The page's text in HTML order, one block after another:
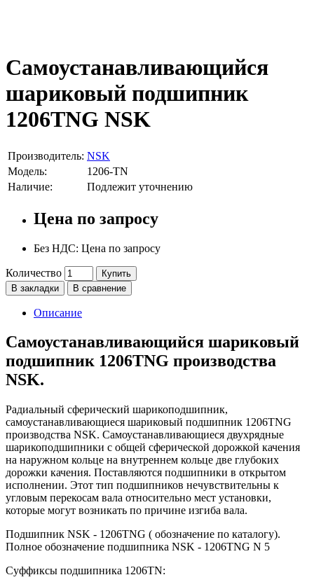
Самоустанавливающийся
шариковый подшипник
1206TNG NSK
Производитель: NSK
Модель:
1206-TN
Наличие:
Подлежит уточнению
Цена по запросу
Без НДС: Цена по запросу
Количество
Купить
В закладки
В сравнение
Описание
Самоустанавливающийся шариковый
подшипник 1206TNG производства
NSK.
Радиальный сферический шарикоподшипник,
самоустанавливающиеся шариковый подшипник 1206TNG
производства NSK. Самоустанавливающиеся двухрядные
шарикоподшипники с общей сферической дорожкой качения
на наружном кольце на внутреннем кольце две глубоких
дорожки качения. Поставляются подшипники в открытом
исполнении. Этот тип подшипников нечувствительны к
угловым перекосам вала относительно мест установки,
которые могут возникать по причине изгиба вала.
Подшипник NSK - 1206TNG ( обозначение по каталогу).
Полное обозначение подшипника NSK - 1206TNG N 5
Суффиксы подшипника 1206TN: